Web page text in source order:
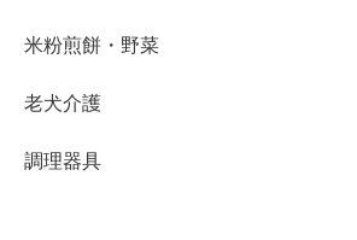
米粉煎餅・野菜
老犬介護
調理器具